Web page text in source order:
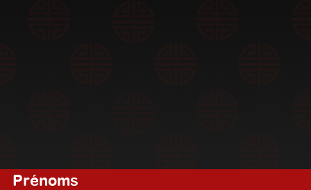
Prénoms